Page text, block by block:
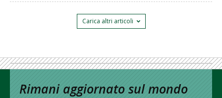
Carica altri articoli
Rimani aggiornato sul mondo